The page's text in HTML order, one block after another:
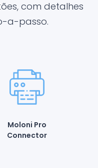
com detalhes
a-passo.
Moloni Pro
Connector